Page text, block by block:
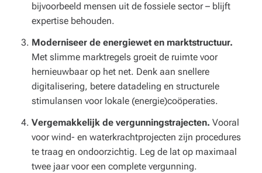
bijvoorbeeld mensen uit de fossiele sector – blijft
expertise behouden.
Moderniseer de energiewet en marktstructuur.
Met slimme marktregels groeit de ruimte voor
hernieuwbaar op het net. Denk aan snellere
digitalisering, betere datadeling en structurele
stimulansen voor lokale (energie)coöperaties.
Vergemakkelijk de vergunningstrajecten. Vooral
voor wind- en waterkrachtprojecten zijn procedures
te traag en ondoorzichtig. Leg de lat op maximaal
twee jaar voor een complete vergunning.